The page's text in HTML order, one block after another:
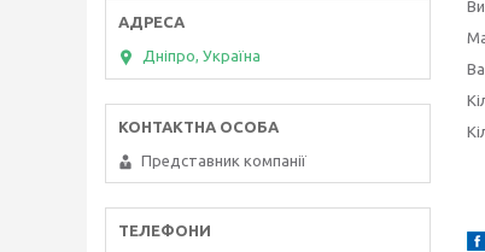
Дніпро, Україна
Представник компанії